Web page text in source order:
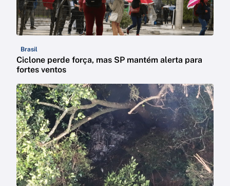
Brasil
Ciclone perde força, mas SP mantém alerta para
fortes ventos